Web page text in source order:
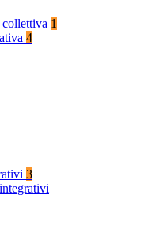
1
4
3